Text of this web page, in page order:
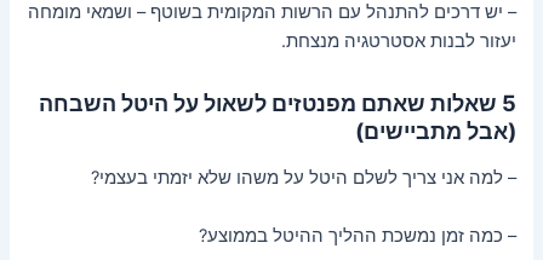
– יש דרכים להתנהל עם הרשות המקומית בשוטף – ושמאי מומחה
יעזור לבנות אסטרטגיה מנצחת.
5 שאלות שאתם מפנטזים לשאול על היטל
השבחה
(אבל מתביישים)
– למה אני צריך לשלם היטל על משהו שלא יזמתי בעצמי?
– כמה זמן נמשכת ההליך ההיטל בממוצע?